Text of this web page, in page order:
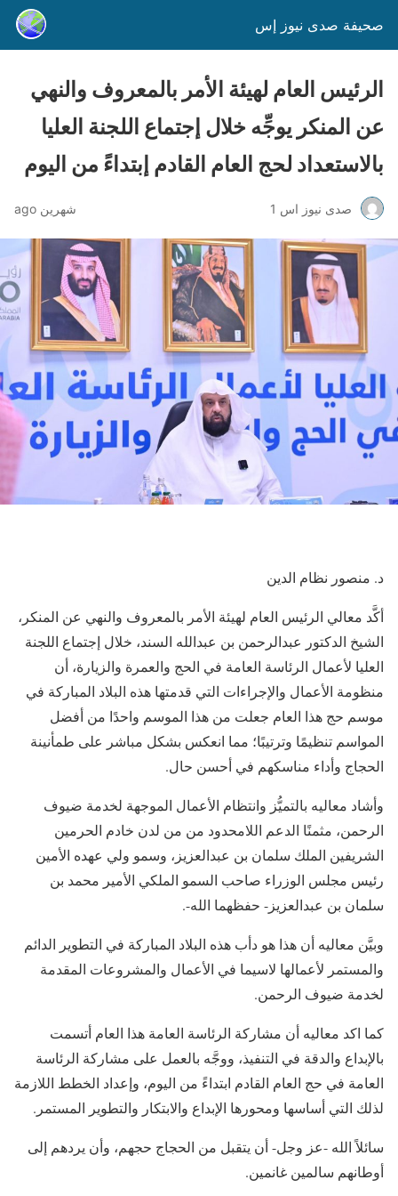
صحيفة صدى نيوز إس
الرئيس العام لهيئة الأمر بالمعروف والنهي
عن المنكر يوجِّه خلال إجتماع اللجنة العليا
بالاستعداد لحج العام القادم إبتداءً من اليوم
صدى نيوز اس 1 شهرين ago
د. منصور نظام الدين
أكَّد معالي الرئيس العام لهيئة الأمر بالمعروف والنهي عن المنكر،
الشيخ الدكتور عبدالرحمن بن عبدالله السند، خلال إجتماع اللجنة
العليا لأعمال الرئاسة العامة في الحج والعمرة والزيارة، أن
منظومة الأعمال والإجراءات التي قدمتها هذه البلاد المباركة في
موسم حج هذا العام جعلت من هذا الموسم واحدًا من أفضل
المواسم تنظيمًا وترتيبًا؛ مما انعكس بشكل مباشر على طمأنينة
الحجاج وأداء مناسكهم في أحسن حال.
وأشاد معاليه بالتميُّز وانتظام الأعمال الموجهة لخدمة ضيوف
الرحمن، مثمنًا الدعم اللامحدود من من لدن خادم الحرمين
الشريفين الملك سلمان بن عبدالعزيز، وسمو ولي عهده الأمين
رئيس مجلس الوزراء صاحب السمو الملكي الأمير محمد بن
سلمان بن عبدالعزيز- حفظهما الله-.
وبيَّن معاليه أن هذا هو دأب هذه البلاد المباركة في التطوير الدائم
والمستمر لأعمالها لاسيما في الأعمال والمشروعات المقدمة
لخدمة ضيوف الرحمن.
​كما اكد معاليه أن مشاركة الرئاسة العامة هذا العام أتسمت
بالإبداع والدقة في التنفيذ، ووجَّه بالعمل على مشاركة الرئاسة
العامة في حج العام القادم ابتداءً من اليوم، وإعداد الخطط اللازمة
لذلك التي أساسها ومحورها الإبداع والابتكار والتطوير المستمر.
سائلاً الله -عز وجل- أن يتقبل من الحجاج حجهم، وأن يردهم إلى
أوطانهم سالمين غانمين.